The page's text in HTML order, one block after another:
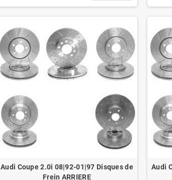
Audi Coupe 2.0i 08|92-01|97 Disques de
Frein ARRIERE
Audi